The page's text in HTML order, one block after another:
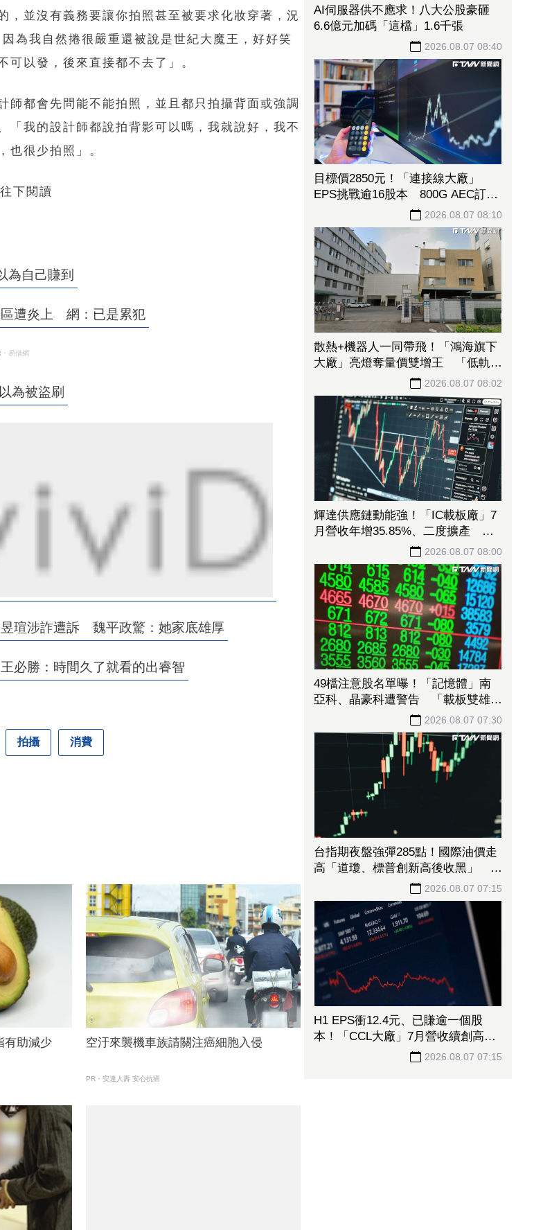
，並沒有義務要讓你拍照甚至被要求化妝穿著，況
為我自然捲很嚴重還被說是世紀大魔王，好好笑
以發，後來直接都不去了」。
都會先問能不能拍照，並且都只拍攝背面或強調
「我的設計師都說拍背影可以嗎，我就說好，我不
也很少拍照」。
下閱讀
為自己賺到
區遭炎上 網：已是累犯
・易借網
為被盜刷
瑄涉詐遭訴 魏平政驚：她家底雄厚
必勝：時間久了就看的出睿智
拍攝 消費
助減少
空汙來襲機車族請關注癌細胞入侵
PR・安達人壽 安心抗癌
AI伺服器供不應求！八大公股豪砸
6.6億元加碼「這檔」1.6千張
2026.08.07 08:40
目標價2850元！「連接線大廠」
EPS挑戰逾16股本 800G AEC訂單
回補、併購效益逐步發酵2026.08.07 08:10
散熱+機器人一同帶飛！「鴻海旗下
大廠」亮燈奪量價雙增王 「低軌衛
星巨頭」與晶圓三哥齊入榜2026.08.07 08:02
輝達供應鏈動能強！「IC載板廠」7
月營收年增35.85%、二度擴產 連5
日狂飆48%登強勢股王2026.08.07 08:00
49檔注意股名單曝！「記憶體」南
亞科、晶豪科遭警告 「載板雙雄」
2度被盯、川湖晉升萬元千金飆太兇
2026.08.07 07:30
台指期夜盤強彈285點！國際油價走
高「道瓊、標普創新高後收黑」 台
積電ADR小漲逾1%
2026.08.07 07:15
H1 EPS衝12.4元、已賺逾一個股
本！「CCL大廠」7月營收續創高
擴產搶攻AI伺服器商機2026.08.07 07:15